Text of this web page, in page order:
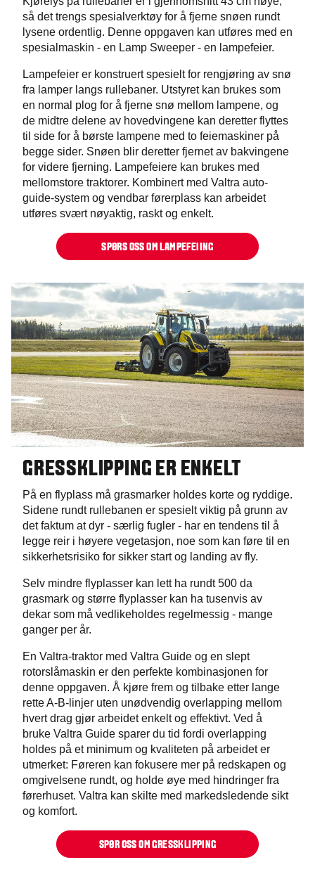
så det trengs spesialverktøy for å fjerne snøen rundt
lysene ordentlig. Denne oppgaven kan utføres med en
spesialmaskin - en Lamp Sweeper - en lampefeier.
Lampefeier er konstruert spesielt for rengjøring av snø
fra lamper langs rullebaner. Utstyret kan brukes som
en normal plog for å fjerne snø mellom lampene, og
de midtre delene av hovedvingene kan deretter flyttes
til side for å børste lampene med to feiemaskiner på
begge sider. Snøen blir deretter fjernet av bakvingene
for videre fjerning. Lampefeiere kan brukes med
mellomstore traktorer. Kombinert med Valtra auto-
guide-system og vendbar førerplass kan arbeidet
utføres svært nøyaktig, raskt og enkelt.
SPØRS OSS OM LAMPEFEIING
GRESSKLIPPING ER ENKELT
På en flyplass må grasmarker holdes korte og ryddige.
Sidene rundt rullebanen er spesielt viktig på grunn av
det faktum at dyr - særlig fugler - har en tendens til å
legge reir i høyere vegetasjon, noe som kan føre til en
sikkerhetsrisiko for sikker start og landing av fly.
Selv mindre flyplasser kan lett ha rundt 500 da
grasmark og større flyplasser kan ha tusenvis av
dekar som må vedlikeholdes regelmessig - mange
ganger per år.
En Valtra-traktor med Valtra Guide og en slept
rotorslåmaskin er den perfekte kombinasjonen for
denne oppgaven. Å kjøre frem og tilbake etter lange
rette A-B-linjer uten unødvendig overlapping mellom
hvert drag gjør arbeidet enkelt og effektivt. Ved å
bruke Valtra Guide sparer du tid fordi overlapping
holdes på et minimum og kvaliteten på arbeidet er
utmerket: Føreren kan fokusere mer på redskapen og
omgivelsene rundt, og holde øye med hindringer fra
førerhuset. Valtra kan skilte med markedsledende sikt
og komfort.
SPØR OSS OM GRESSKLIPPING